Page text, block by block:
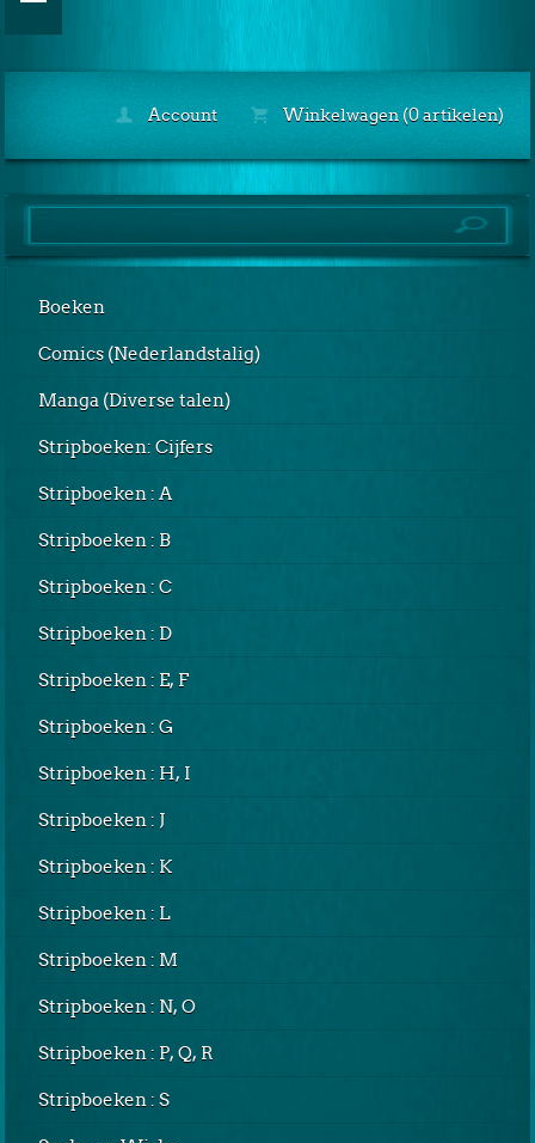
Account Winkelwagen (0 artikelen)
Boeken
Comics (Nederlandstalig)
Manga (Diverse talen)
Stripboeken: Cijfers
Stripboeken : A
Stripboeken : B
Stripboeken : C
Stripboeken : D
Stripboeken : E, F
Stripboeken : G
Stripboeken : H, I
Stripboeken : J
Stripboeken : K
Stripboeken : L
Stripboeken : M
Stripboeken : N, O
Stripboeken : P, Q, R
Stripboeken : S